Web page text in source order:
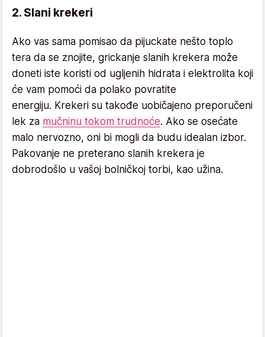
2. Slani krekeri
Ako vas sama pomisao da pijuckate nešto toplo
tera da se znojite, grickanje slanih krekera može
doneti iste koristi od ugljenih hidrata i elektrolita koji
će vam pomoći da polako povratite
energiju. Krekeri su takođe uobičajeno preporučeni
lek za mučninu tokom trudnoće. Ako se osećate
malo nervozno, oni bi mogli da budu idealan izbor.
Pakovanje ne preterano slanih krekera je
dobrodošlo u vašoj bolničkoj torbi, kao užina.